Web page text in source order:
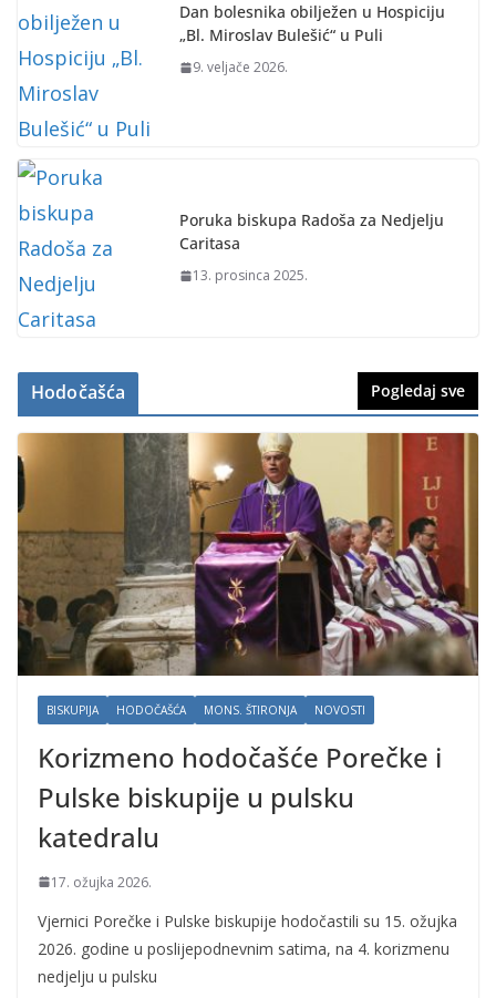
Dan bolesnika obilježen u Hospiciju
„Bl. Miroslav Bulešić“ u Puli
9. veljače 2026.
Poruka biskupa Radoša za Nedjelju
Caritasa
13. prosinca 2025.
Hodočašća Pogledaj sve
BISKUPIJA HODOČAŠĆA MONS. ŠTIRONJA NOVOSTI
Korizmeno hodočašće Porečke i
Pulske biskupije u pulsku
katedralu
17. ožujka 2026.
Vjernici Porečke i Pulske biskupije hodočastili su 15. ožujka
2026. godine u poslijepodnevnim satima, na 4. korizmenu
nedjelju u pulsku